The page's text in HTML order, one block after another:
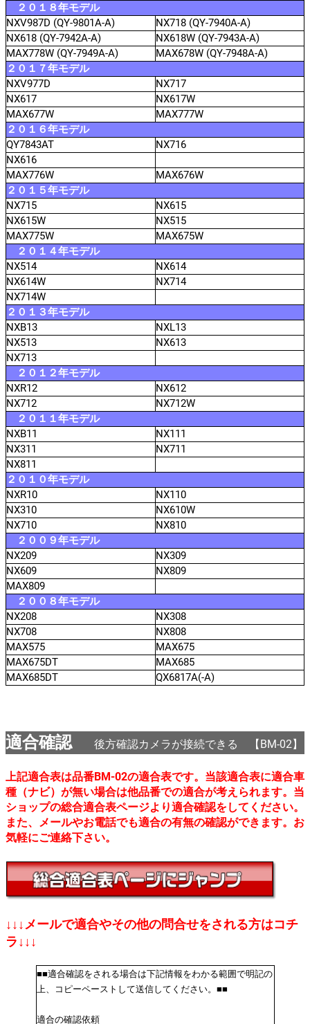
２０１８年モデル
NXV987D (QY-9801A-A)
NX718 (QY-7940A-A)
NX618 (QY-7942A-A)
NX618W (QY-7943A-A)
MAX778W (QY-7949A-A)
MAX678W (QY-7948A-A)
２０１７年モデル
NXV977D
NX717
NX617
NX617W
MAX677W
MAX777W
２０１６年モデル
QY7843AT
NX716
NX616
MAX776W
MAX676W
２０１５年モデル
NX715
NX615
NX615W
NX515
MAX775W
MAX675W
２０１４年モデル
NX514
NX614
NX614W
NX714
NX714W
２０１３年モデル
NXB13
NXL13
NX513
NX613
NX713
２０１２年モデル
NXR12
NX612
NX712
NX712W
２０１１年モデル
NXB11
NX111
NX311
NX711
NX811
２０１０年モデル
NXR10
NX110
NX310
NX610W
NX710
NX810
２００９年モデル
NX209
NX309
NX609
NX809
MAX809
２００８年モデル
NX208
NX308
NX708
NX808
MAX575
MAX675
MAX675DT
MAX685
MAX685DT
QX6817A(-A)
適合確認後方確認カメラが接続できる 【BM-02】
上記適合表は品番BM-02の適合表です。当該適合表に適合車
種（ナビ）が無い場合は他品番での適合が考えられます。当
ショップの総合適合表ページより適合確認をしてください。
また、メールやお電話でも適合の有無の確認ができます。お
気軽にご連絡下さい。
↓↓↓メールで適合やその他の問合せをされる方はコチ
ラ↓↓↓
■■適合確認をされる場合は下記情報をわかる範囲で明記の
上、コピーペーストして送信してください。■■
適合の確認依頼